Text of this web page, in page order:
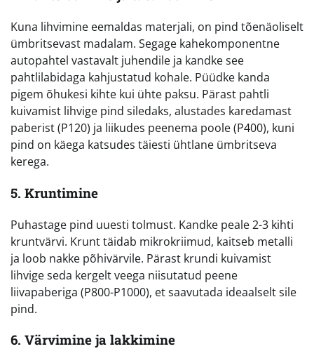
Kuna lihvimine eemaldas materjali, on pind tõenäoliselt
ümbritsevast madalam. Segage kahekomponentne
autopahtel vastavalt juhendile ja kandke see
pahtlilabidaga kahjustatud kohale. Püüdke kanda
pigem õhukesi kihte kui ühte paksu. Pärast pahtli
kuivamist lihvige pind siledaks, alustades karedamast
paberist (P120) ja liikudes peenema poole (P400), kuni
pind on käega katsudes täiesti ühtlane ümbritseva
kerega.
5. Kruntimine
Puhastage pind uuesti tolmust. Kandke peale 2-3 kihti
kruntvärvi. Krunt täidab mikrokriimud, kaitseb metalli
ja loob nakke põhivärvile. Pärast krundi kuivamist
lihvige seda kergelt veega niisutatud peene
liivapaberiga (P800-P1000), et saavutada ideaalselt sile
pind.
6. Värvimine ja lakkimine